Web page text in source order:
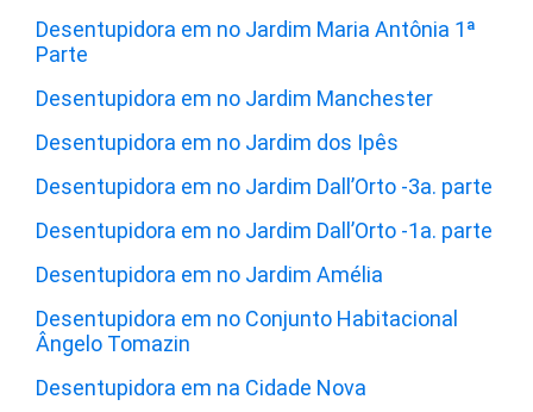
Desentupidora em no Jardim Maria Antônia 1ª
Parte
Desentupidora em no Jardim Manchester
Desentupidora em no Jardim dos Ipês
Desentupidora em no Jardim Dall’Orto -3a. parte
Desentupidora em no Jardim Dall’Orto -1a. parte
Desentupidora em no Jardim Amélia
Desentupidora em no Conjunto Habitacional
Ângelo Tomazin
Desentupidora em na Cidade Nova